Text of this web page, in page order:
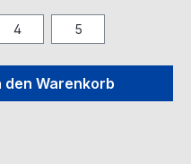
4 5
den
den Warenkorb